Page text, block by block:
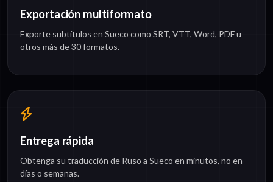
Exportación multiformato
Exporte subtítulos en Sueco como SRT, VTT, Word, PDF u
otros más de 30 formatos.
Entrega rápida
Obtenga su traducción de Ruso a Sueco en minutos, no en
días o semanas.